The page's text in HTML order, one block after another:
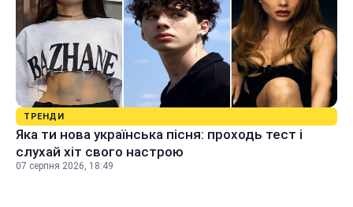
ТРЕНДИ
Яка ти нова українська пісня: проходь тест і
слухай хіт свого настрою
07 серпня 2026, 18:49